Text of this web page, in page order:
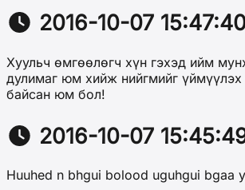
2016-10-07
Хуульч өмгөөлөгч хүн гэхэд ийм
дулимаг юм хийж нийгмийг
байсан юм бол!
2016-10-07
Huuhed n bhgui bolood uguhgui bgaa